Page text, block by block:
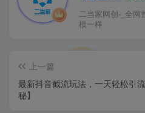
二当家网创-_全网
模一样
上一篇
最新抖音截流玩法，一天轻松引
秘】